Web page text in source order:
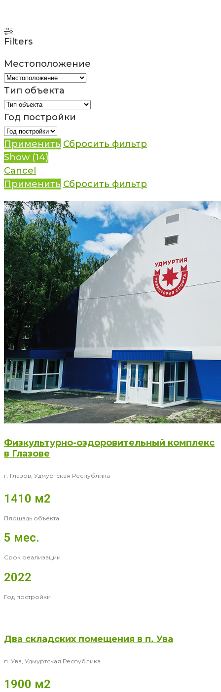
Filters
Местоположение
Тип объекта
Год постройки
Применить Сбросить фильтр
Show (14)
Cancel
Применить Сбросить фильтр
Физкультурно-оздоровительный комплекс
в Глазове
г. Глазов, Удмуртская Республика
1410 м2
Площадь объекта
5 мес.
Срок реализации
2022
Год постройки
Два складских помещения в п. Ува
п. Ува, Удмуртская Республика
1900 м2